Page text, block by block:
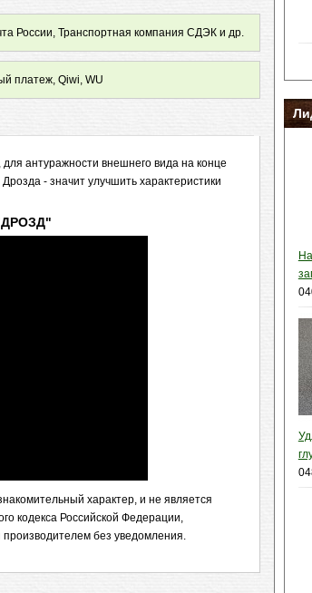
России, Транспортная компания СДЭК и др.
платеж, Qiwi, WU
антуражности внешнего вида на конце
- значит улучшить характеристики
характер, и не является
кодекса Российской Федерации,
производителем без уведомления.